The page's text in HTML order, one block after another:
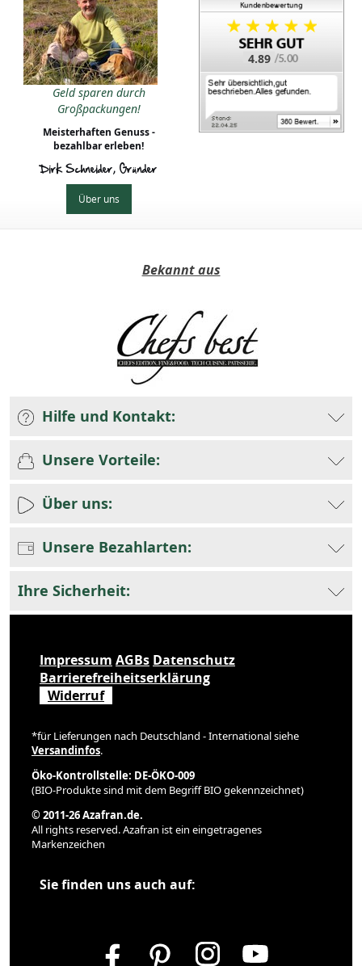
Geld sparen durch
Großpackungen!
Meisterhaften Genuss -
bezahlbar erleben!
Dirk Schneider, Gründer
Über uns
4.89
Bekannt aus
Hilfe und Kontakt:
Unsere Vorteile:
Über uns:
Unsere Bezahlarten:
Ihre Sicherheit:
Impressum AGBs Datenschutz
Barrierefreiheitserklärung
Widerruf
*für Lieferungen nach Deutschland - International siehe
Versandinfos.
Öko-Kontrollstelle: DE-ÖKO-009
(BIO-Produkte sind mit dem Begriff BIO gekennzeichnet)
© 2011-26 Azafran.de.
All rights reserved. Azafran ist ein eingetragenes
Markenzeichen
Sie finden uns auch auf: